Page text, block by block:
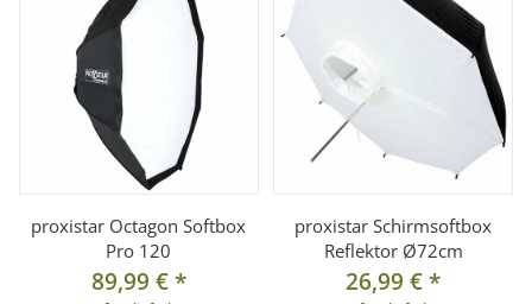
proxistar Octagon Softbox
Pro 120
89,99 €*
proxistar Schirmsoftbox
Reflektor Ø72cm
26,99 €*